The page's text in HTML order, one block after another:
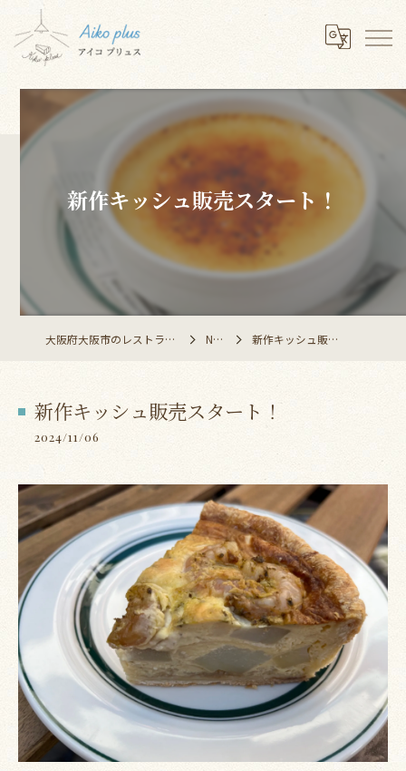
新作キッシュ販売スタート！
大阪府大阪市のレストランならAiko plus NEWS 新作キッシュ販売スタート！
新作キッシュ販売スタート！
2024/11/06